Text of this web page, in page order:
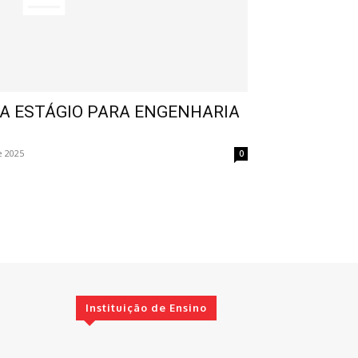
ESTÁGIO PARA ENGENHARIA
2025 0
Instituição de Ensino